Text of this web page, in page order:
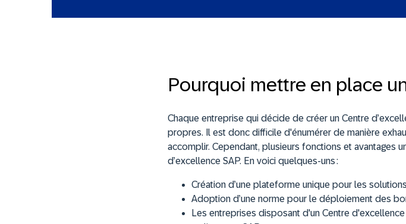
Pourquoi mettre en place
Chaque entreprise qui décide de créer un Centre
propres. Il est donc difficile d'énumérer de manière
accomplir. Cependant, plusieurs fonctions et avantages
d’excellence SAP. En voici quelques-uns :
Création d’une plateforme unique pour les
Adoption d’une norme pour le déploiement des
Les entreprises disposant d'un Centre